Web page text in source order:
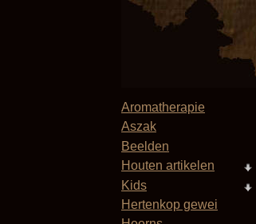
Aromatherapie
Aszak
Beelden
Houten artikelen
Kids
Hertenkop gewei